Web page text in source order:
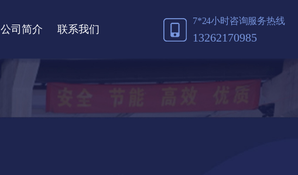
公司简介 联系我们
7*24小时咨询服务热线
13262170985